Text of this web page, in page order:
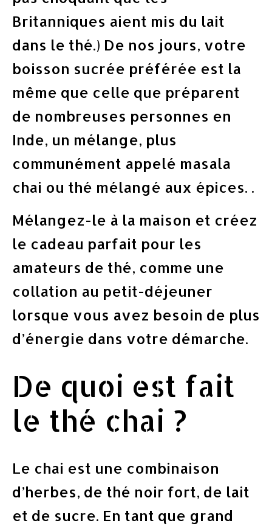
Britanniques aient mis du lait
dans le thé.) De nos jours, votre
boisson sucrée préférée est la
même que celle que préparent
de nombreuses personnes en
Inde, un mélange, plus
communément appelé masala
chai ou thé mélangé aux épices. .
Mélangez-le à la maison et créez
le cadeau parfait pour les
amateurs de thé, comme une
collation au petit-déjeuner
lorsque vous avez besoin de plus
d’énergie dans votre démarche.
De quoi est fait
le thé chai ?
Le chai est une combinaison
d’herbes, de thé noir fort, de lait
et de sucre. En tant que grand